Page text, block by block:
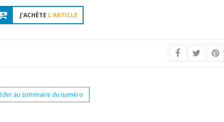
J'ACHÈTE L'ARTICLE
au sommaire du numéro